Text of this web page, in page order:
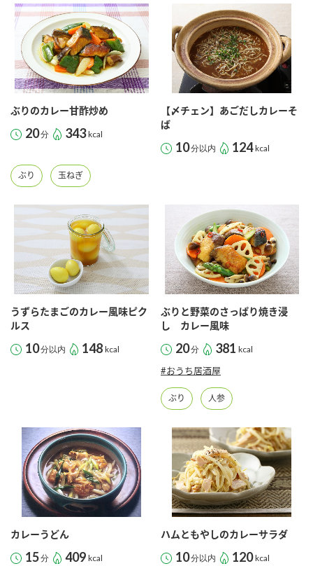
ぶりのカレー甘酢炒め
20分 343 kcal
ぶり 玉ねぎ
【〆チェン】あごだしカレーそ
ば
10分以内 124 kcal
うずらたまごのカレー風味ピク
ルス
10分以内 148 kcal
ぶりと野菜のさっぱり焼き浸
し カレー風味
20分 381 kcal
#おうち居酒屋
ぶり 人参
カレーうどん
15分 409 kcal
ハムともやしのカレーサラダ
10分以内 120 kcal